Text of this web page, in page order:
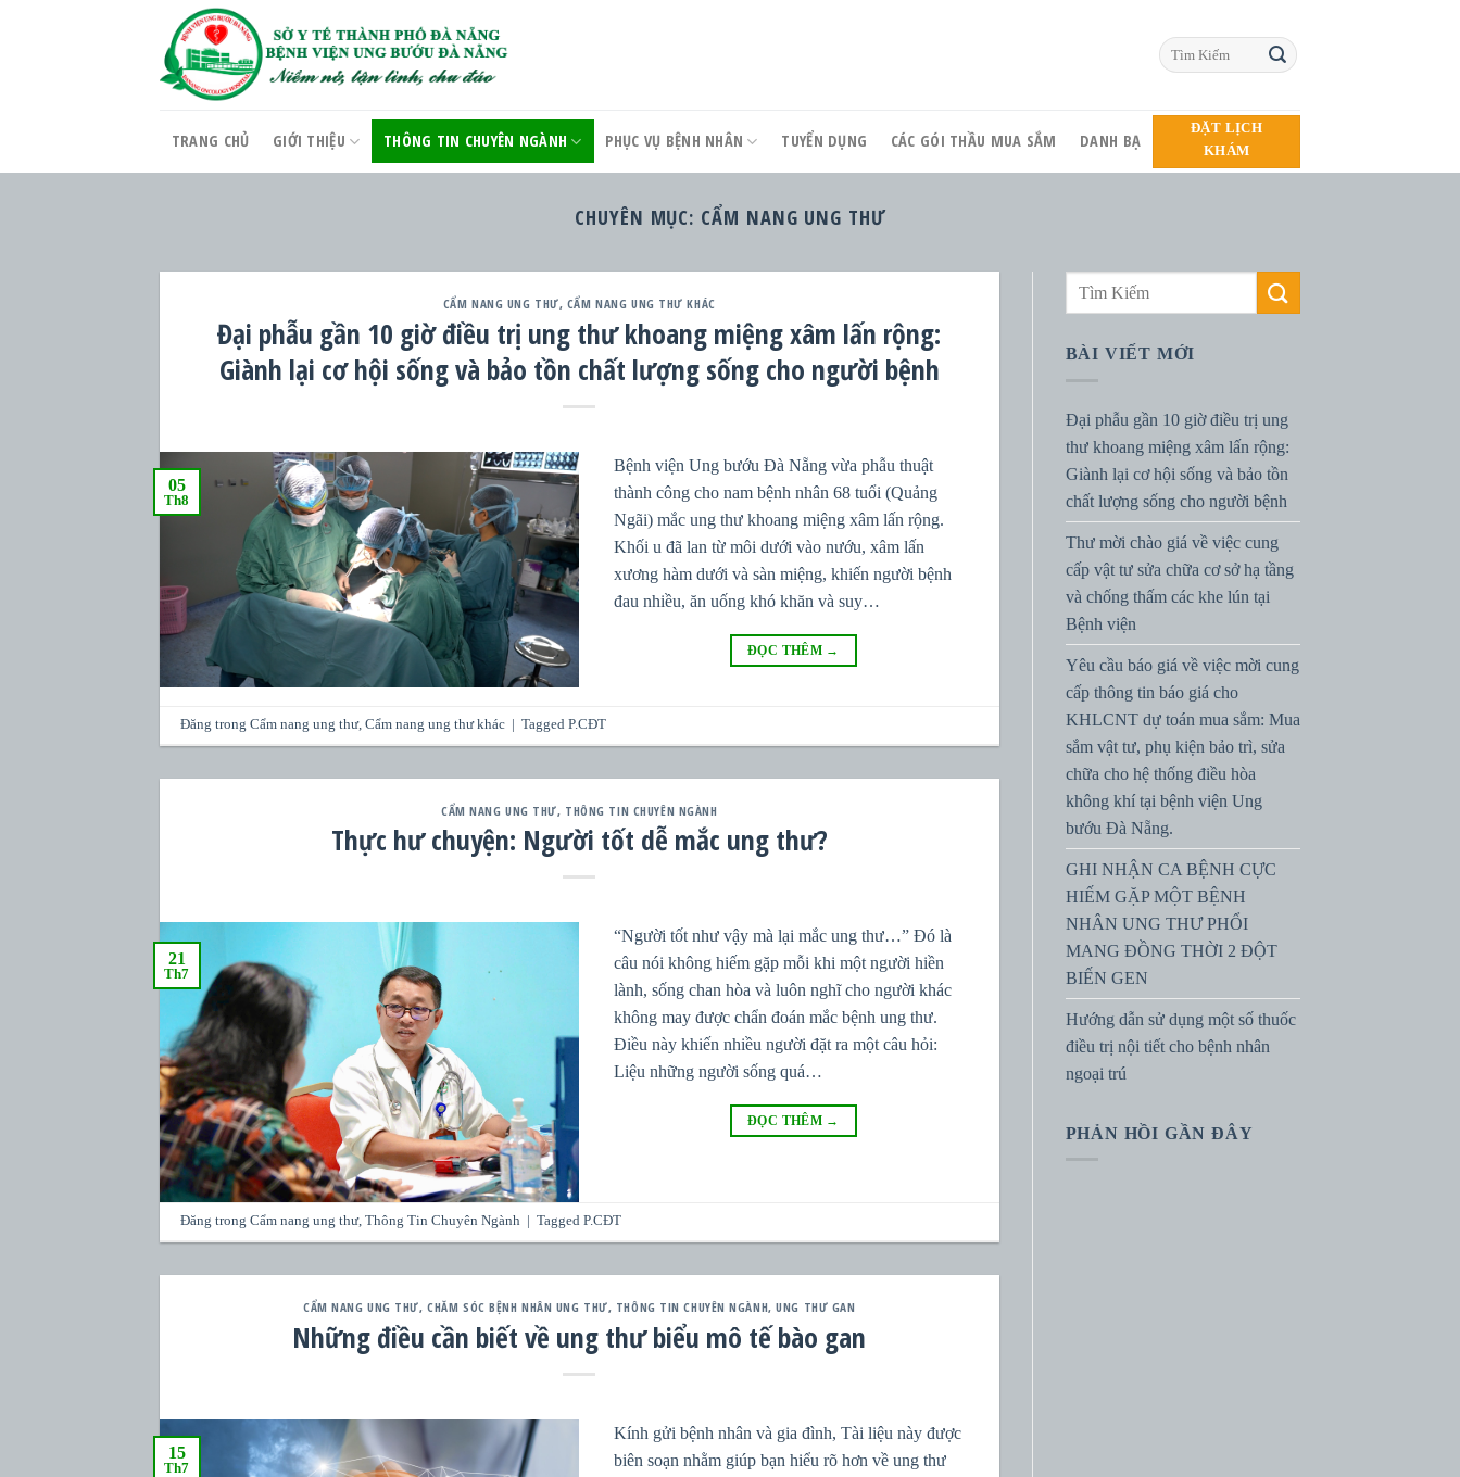
TRANG CHỦ GIỚI THIỆU THÔNG TIN CHUYÊN NGÀNH PHỤC VỤ BỆNH NHÂN TUYỂN DỤNG CÁC GÓI THẦU MUA SẮM DANH BẠ
ĐẶT LỊCH
KHÁM
CHUYÊN MỤC: CẨM NANG UNG THƯ
CẨM NANG UNG THƯ, CẨM NANG UNG THƯ KHÁC
Đại phẫu gần 10 giờ điều trị ung thư khoang miệng xâm lấn rộng:
Giành lại cơ hội sống và bảo tồn chất lượng sống cho người bệnh
05
Th8
Bệnh viện Ung bướu Đà Nẵng vừa phẫu thuật
thành công cho nam bệnh nhân 68 tuổi (Quảng
Ngãi) mắc ung thư khoang miệng xâm lấn rộng.
Khối u đã lan từ môi dưới vào nướu, xâm lấn
xương hàm dưới và sàn miệng, khiến người bệnh
đau nhiều, ăn uống khó khăn và suy…
ĐỌC THÊM →
Đăng trongCẩm nang ung thư,Cẩm nang ung thư khác TaggedP.CĐT
CẨM NANG UNG THƯ, THÔNG TIN CHUYÊN NGÀNH
Thực hư chuyện: Người tốt dễ mắc ung thư?
21
Th7
“Người tốt như vậy mà lại mắc ung thư…” Đó là
câu nói không hiếm gặp mỗi khi một người hiền
lành, sống chan hòa và luôn nghĩ cho người khác
không may được chẩn đoán mắc bệnh ung thư.
Điều này khiến nhiều người đặt ra một câu hỏi:
Liệu những người sống quá…
ĐỌC THÊM →
Đăng trongCẩm nang ung thư,Thông Tin Chuyên Ngành TaggedP.CĐT
CẨM NANG UNG THƯ,CHĂM SÓC BỆNH NHÂN UNG THƯ, THÔNG TIN CHUYÊN NGÀNH,UNG THƯ GAN
Những điều cần biết về ung thư biểu mô tế bào gan
15
Th7
Kính gửi bệnh nhân và gia đình, Tài liệu này được
biên soạn nhằm giúp bạn hiểu rõ hơn về ung thư
BÀI VIẾT MỚI
Đại phẫu gần 10 giờ điều trị ung
thư khoang miệng xâm lấn rộng:
Giành lại cơ hội sống và bảo tồn
chất lượng sống cho người bệnh
Thư mời chào giá về việc cung
cấp vật tư sửa chữa cơ sở hạ tầng
và chống thấm các khe lún tại
Bệnh viện
Yêu cầu báo giá về việc mời cung
cấp thông tin báo giá cho
KHLCNT dự toán mua sắm: Mua
sắm vật tư, phụ kiện bảo trì, sửa
chữa cho hệ thống điều hòa
không khí tại bệnh viện Ung
bướu Đà Nẵng.
GHI NHẬN CA BỆNH CỰC
HIẾM GẶP MỘT BỆNH
NHÂN UNG THƯ PHỔI
MANG ĐỒNG THỜI 2 ĐỘT
BIẾN GEN
Hướng dẫn sử dụng một số thuốc
điều trị nội tiết cho bệnh nhân
ngoại trú
PHẢN HỒI GẦN ĐÂY